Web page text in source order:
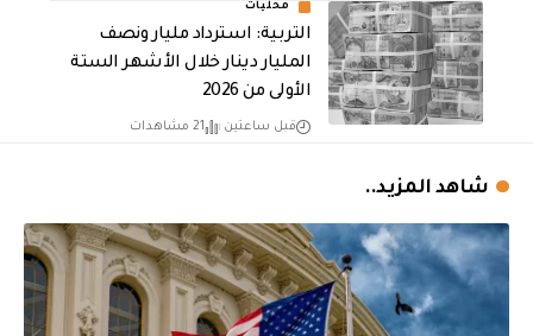
محليات
التربية: استرداد مليار ونصف
المليار دينار خلال الأشهر الستة
الأولى من 2026
قبل ساعتين 21 مشاهدات
شاهد المزيد..